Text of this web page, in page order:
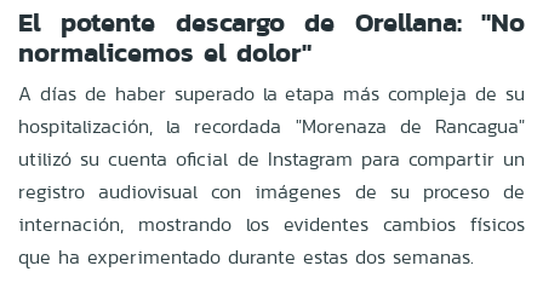
El potente descargo de Orellana: "No
normalicemos el dolor"
A días de haber superado la etapa más compleja de su
hospitalización, la recordada "Morenaza de Rancagua"
utilizó su cuenta oficial de Instagram para compartir un
registro audiovisual con imágenes de su proceso de
internación, mostrando los evidentes cambios físicos
que ha experimentado durante estas dos semanas.